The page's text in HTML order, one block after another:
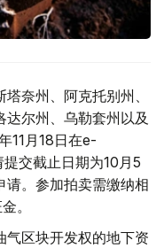
奈州、阿克托别州、
尔州、乌勒套州以及
11月18日在e-
交截止日期为10月5
请。参加拍卖需缴纳相
。
气区块开发权的地下资